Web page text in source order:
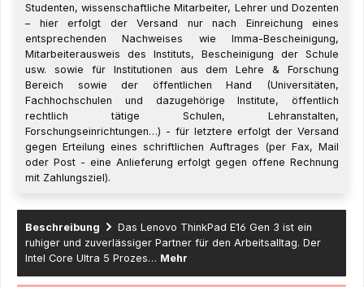
Studenten, wissenschaftliche Mitarbeiter, Lehrer und Dozenten
– hier erfolgt der Versand nur nach Einreichung eines
entsprechenden Nachweises wie Imma-Bescheinigung,
Mitarbeiterausweis des Instituts, Bescheinigung der Schule
usw. sowie für Institutionen aus dem Lehre & Forschung
Bereich sowie der öffentlichen Hand (Universitäten,
Fachhochschulen und dazugehörige Institute, öffentlich
rechtlich tätige Schulen, Lehranstalten,
Forschungseinrichtungen…) - für letztere erfolgt der Versand
gegen Erteilung eines schriftlichen Auftrages (per Fax, Mail
oder Post - eine Anlieferung erfolgt gegen offene Rechnung
mit Zahlungsziel).
Beschreibung
Das Lenovo ThinkPad E16 Gen 3 ist ein
ruhiger und zuverlässiger Partner für den Arbeitsalltag. Der
Intel Core Ultra 5 Prozes… Mehr